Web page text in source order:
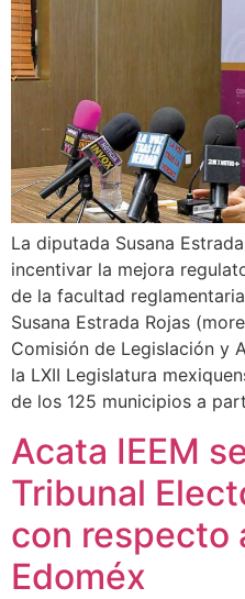
La diputada Susana
incentivar la mejora
de la facultad
Susana Estrada Rojas
Comisión de Legislación y
la LXII Legislatura
de los 125 municipios a
Acata IEEM
Tribunal
con respecto
Edoméx